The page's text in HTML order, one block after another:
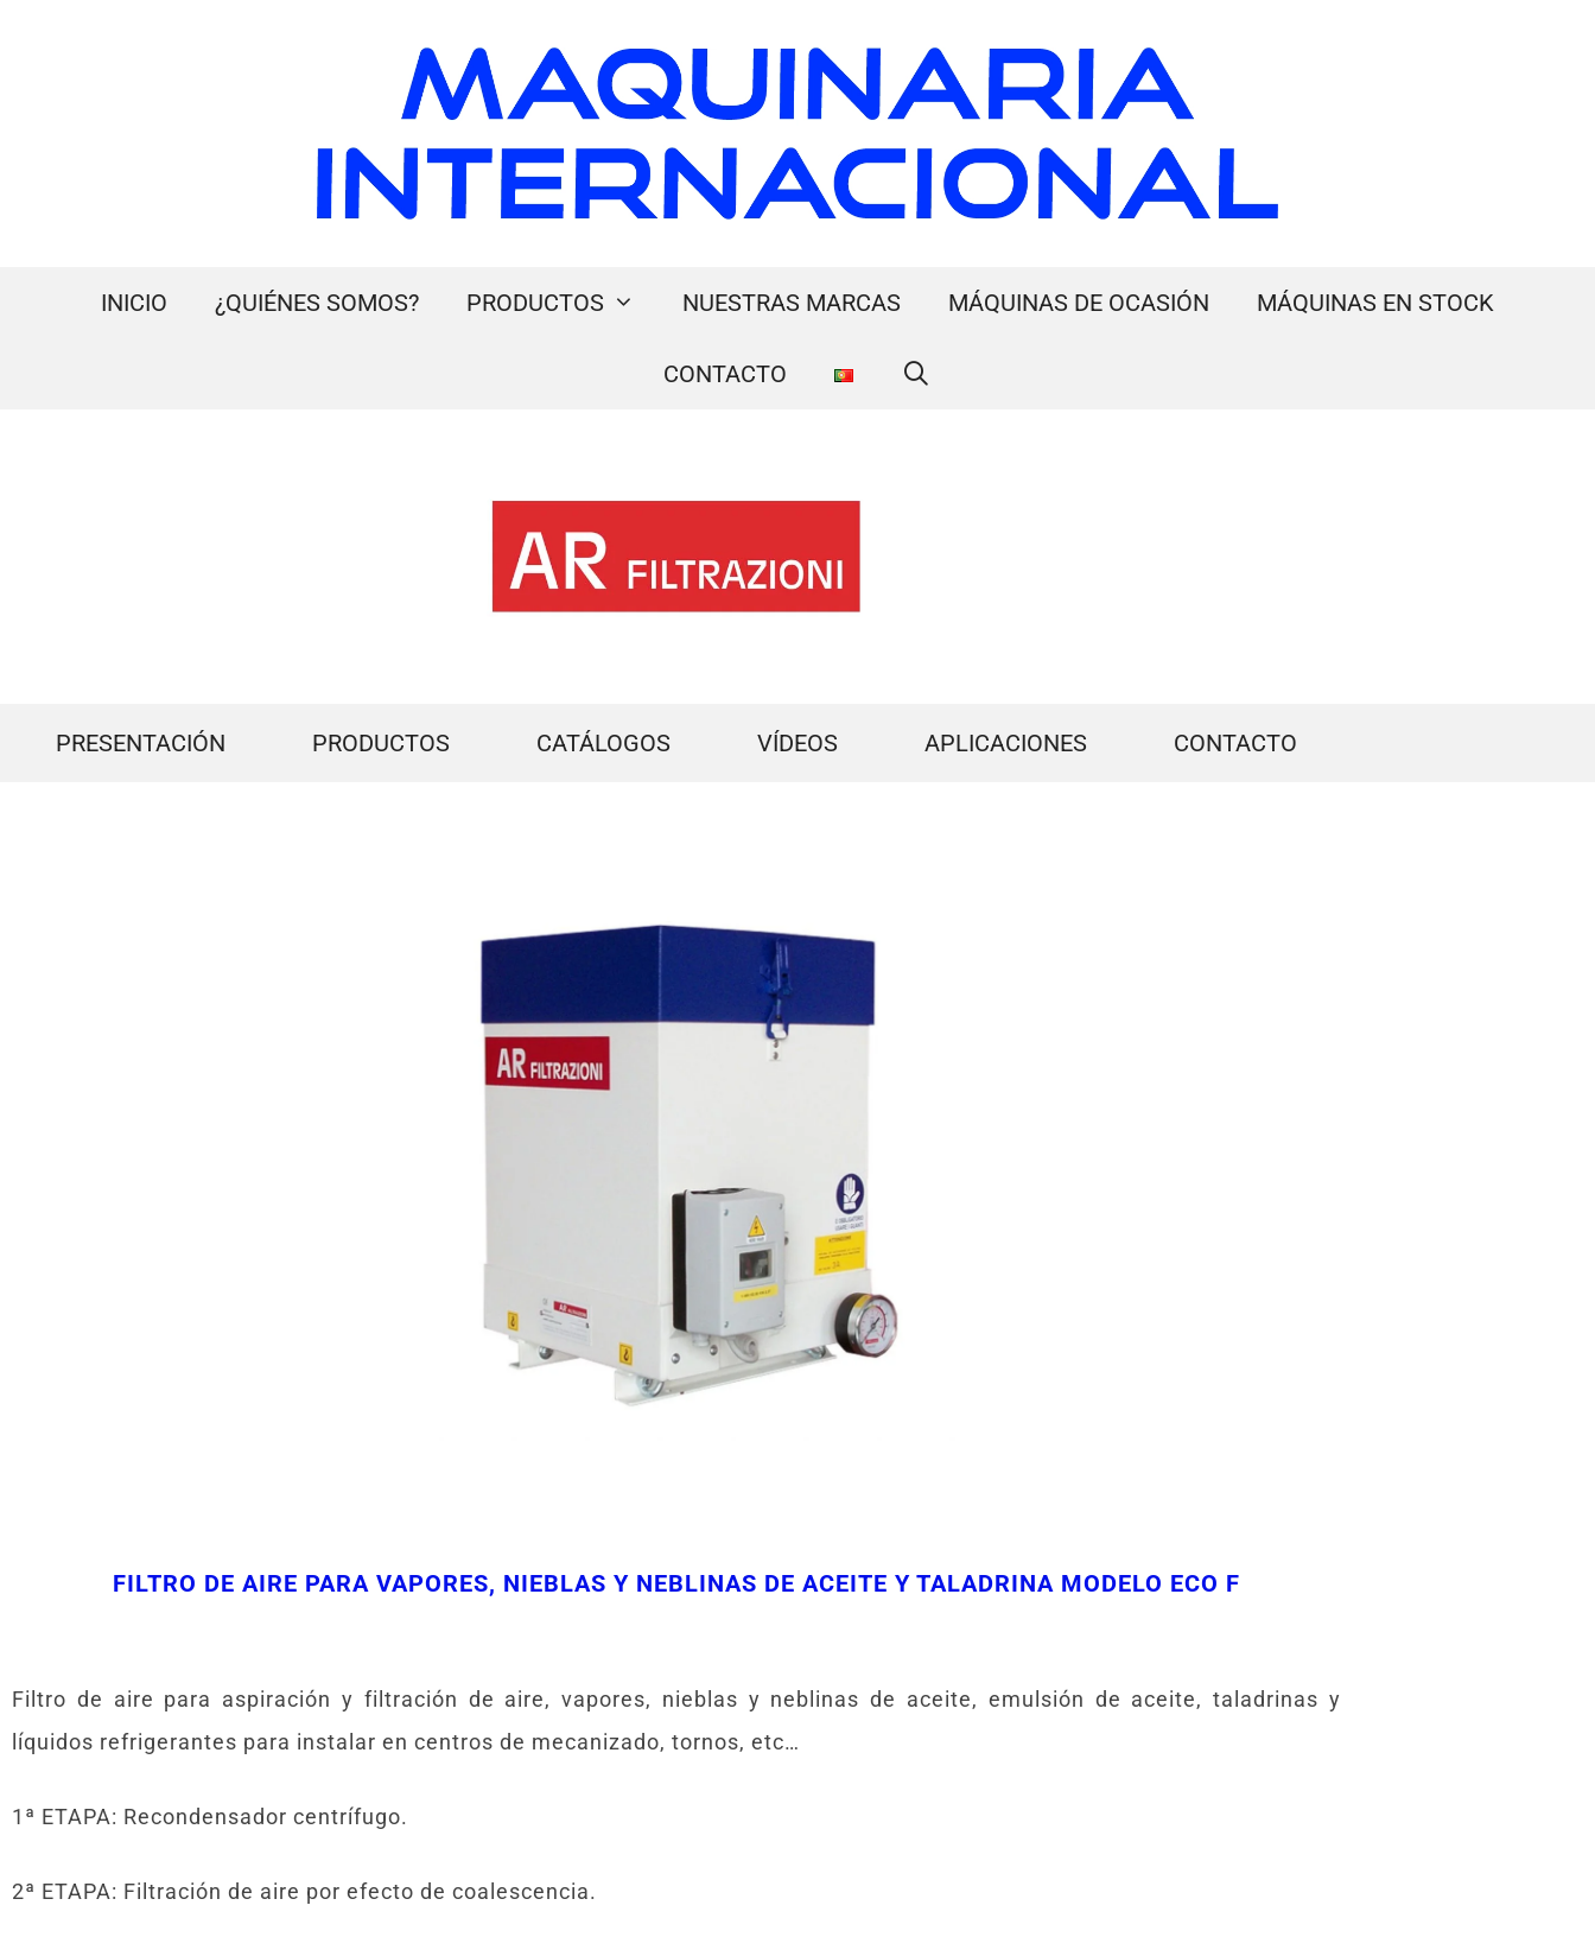
INICIO ¿QUIÉNES SOMOS? PRODUCTOS NUESTRAS MARCAS MÁQUINAS DE OCASIÓN MÁQUINAS EN STOCK
CONTACTO
PRESENTACIÓN PRODUCTOS CATÁLOGOS VÍDEOS APLICACIONES CONTACTO
FILTRO DE AIRE PARA VAPORES, NIEBLAS Y NEBLINAS DE ACEITE Y TALADRINA MODELO ECO F
Filtro de aire para aspiración y filtración de aire, vapores, nieblas y neblinas de aceite, emulsión de aceite, taladrinas y
líquidos refrigerantes para instalar en centros de mecanizado, tornos, etc…
1ª ETAPA: Recondensador centrífugo.
2ª ETAPA: Filtración de aire por efecto de coalescencia.